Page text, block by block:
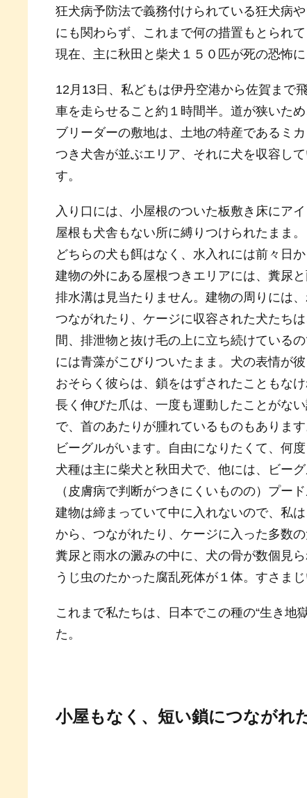
狂犬病予防法で義務付けられている狂犬病
にも関わらず、これまで何の措置もとられて
現在、主に秋田と柴犬１５０匹が死の恐怖に
12月13日、私どもは伊丹空港から佐賀まで飛
車を走らせること約１時間半。道が狭いた
ブリーダーの敷地は、土地の特産であるミ
つき犬舎が並ぶエリア、それに犬を収容し
す。
入り口には、小屋根のついた板敷き床にア
屋根も犬舎もない所に縛りつけられたまま。
どちらの犬も餌はなく、水入れには前々日
建物の外にある屋根つきエリアには、糞尿
排水溝は見当たりません。建物の周りには
つながれたり、ケージに収容された犬たち
間、排泄物と抜け毛の上に立ち続けている
には青藻がこびりついたまま。犬の表情が
おそらく彼らは、鎖をはずされたこともな
長く伸びた爪は、一度も運動したことがな
で、首のあたりが腫れているものもありま
ビーグルがいます。自由になりたくて、何
犬種は主に柴犬と秋田犬で、他には、ビー
（皮膚病で判断がつきにくいものの）プー
建物は締まっていて中に入れないので、私
から、つながれたり、ケージに入った多数
糞尿と雨水の澱みの中に、犬の骨が数個見
うじ虫のたかった腐乱死体が１体。すさま
これまで私たちは、日本でこの種の“生き地
た。
小屋もなく、短い鎖につながれ